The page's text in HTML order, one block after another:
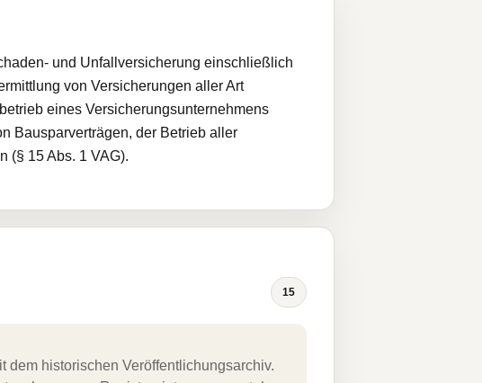
und Unfallversicherung einschließlich
von Versicherungen aller Art
eines Versicherungsunternehmens
Bausparverträgen, der Betrieb aller
(§ 15 Abs. 1 VAG).
15
dem historischen Veröffentlichungsarchiv.